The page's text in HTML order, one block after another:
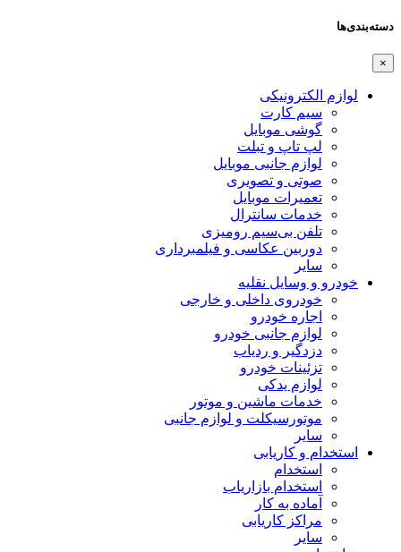
دسته‌بندی‌ها
×
لوازم الکترونیکی
سیم کارت
گوشی موبایل
لپ تاپ و تبلت
لوازم جانبی موبایل
صوتی و تصویری
تعمیرات موبایل
خدمات سانترال
تلفن بی‌سیم رومیزی
دوربین عکاسی و فیلمبرداری
سایر
خودرو و وسایل نقلیه
خودروی داخلی و خارجی
اجاره خودرو
لوازم جانبی خودرو
دزدگیر و ردیاب
تزئینات خودرو
لوازم یدکی
خدمات ماشین و موتور
موتورسیکلت و لوازم جانبی
سایر
استخدام و کاریابی
استخدام
استخدام بازاریاب
آماده به کار
مراکز کاریابی
سایر